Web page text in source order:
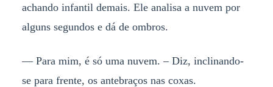
achando infantil demais. Ele analisa a nuvem por
alguns segundos e dá de ombros.
— Para mim, é só uma nuvem. – Diz, inclinando-
se para frente, os antebraços nas coxas.